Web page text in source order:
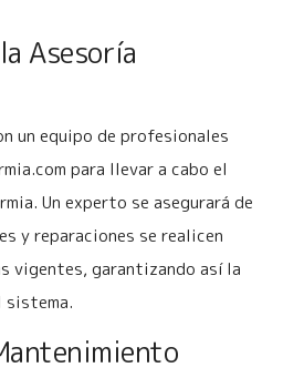
Asesoría
un equipo de profesionales
para llevar a cabo el
Un experto se asegurará de
y reparaciones se realicen
vigentes, garantizando así la
sistema.